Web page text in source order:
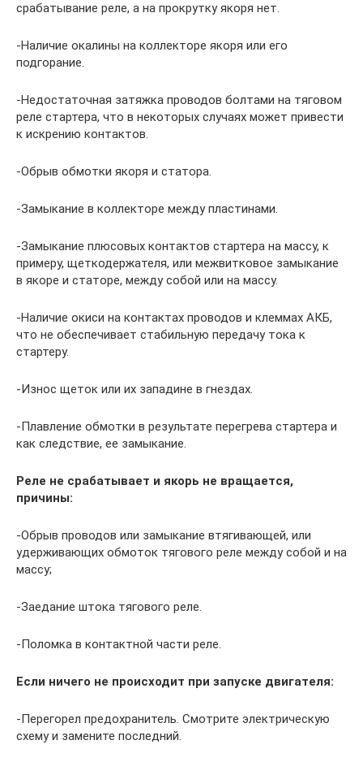
срабатывание реле, а на прокрутку якоря нет.
-Наличие окалины на коллекторе якоря или его
подгорание.
-Недостаточная затяжка проводов болтами на тяговом
реле стартера, что в некоторых случаях может привести
к искрению контактов.
-Обрыв обмотки якоря и статора.
-Замыкание в коллекторе между пластинами.
-Замыкание плюсовых контактов стартера на массу, к
примеру, щеткодержателя, или межвитковое замыкание
в якоре и статоре, между собой или на массу.
-Наличие окиси на контактах проводов и клеммах АКБ,
что не обеспечивает стабильную передачу тока к
стартеру.
-Износ щеток или их западине в гнездах.
-Плавление обмотки в результате перегрева стартера и
как следствие, ее замыкание.
Реле не срабатывает и якорь не вращается,
причины:
-Обрыв проводов или замыкание втягивающей, или
удерживающих обмоток тягового реле между собой и на
массу;
-Заедание штока тягового реле.
-Поломка в контактной части реле.
Если ничего не происходит при запуске двигателя:
-Перегорел предохранитель. Смотрите электрическую
схему и замените последний.